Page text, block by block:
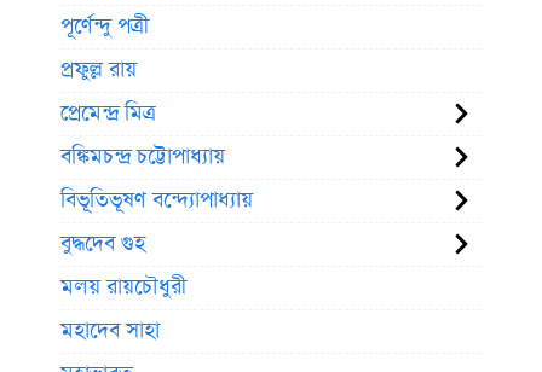
পূর্ণেন্দু পত্রী
প্রফুল্ল রায়
প্রেমেন্দ্র মিত্র
বঙ্কিমচন্দ্র চট্টোপাধ্যায়
বিভূতিভূষণ বন্দ্যোপাধ্যায়
বুদ্ধদেব গুহ
মলয় রায়চৌধুরী
মহাদেব সাহা